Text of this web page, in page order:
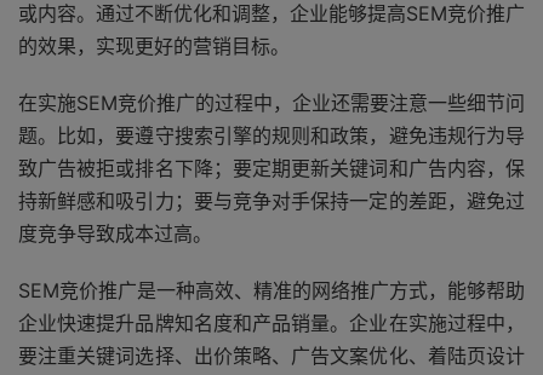
或内容。通过不断优化和调整，企业能够提高SEM竞价推广
的效果，实现更好的营销目标。
在实施SEM竞价推广的过程中，企业还需要注意一些细节问
题。比如，要遵守搜索引擎的规则和政策，避免违规行为导
致广告被拒或排名下降；要定期更新关键词和广告内容，保
持新鲜感和吸引力；要与竞争对手保持一定的差距，避免过
度竞争导致成本过高。
SEM竞价推广是一种高效、精准的网络推广方式，能够帮助
企业快速提升品牌知名度和产品销量。企业在实施过程中，
要注重关键词选择、出价策略、广告文案优化、着陆页设计